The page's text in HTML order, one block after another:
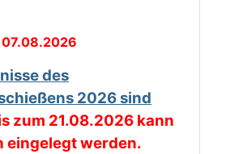
07.08.2026
des
2026 sind
zum 21.08.2026 kann
eingelegt werden.